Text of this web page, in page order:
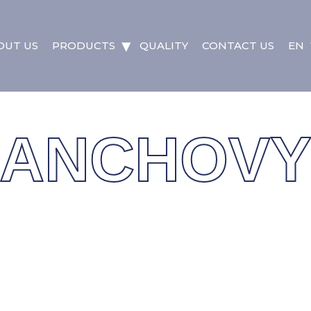
US PRODUCTS QUALITY CONTACT US EN
ANCHOVY